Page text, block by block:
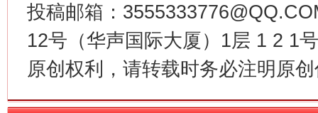
投稿邮箱：
12号（华声国际大厦）1层 1 2 1
原创权利，请转载时务必注明原